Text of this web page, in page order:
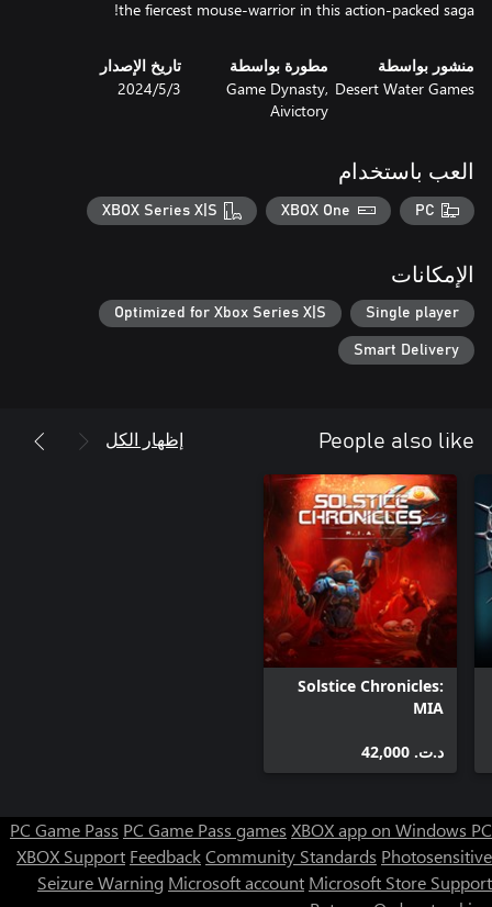
the fiercest mouse-warrior in this action-packed saga!
منشور بواسطة
Desert Water Games
مطورة بواسطة
Game Dynasty,
Aivictory
تاريخ الإصدار
3‏/5‏/2024
العب باستخدام
PC
XBOX One
XBOX Series X|S
الإمكانات
Single player
Optimized for Xbox Series X|S
Smart Delivery
People also like إظهار الكل
Solstice Chronicles:
MIA
د.ت.‏ 42,000
PC Game Pass PC Game Pass games XBOX app on Windows PC
XBOX Support FeedbackCommunity Standards Photosensitive
Seizure Warning Microsoft account Microsoft Store Support